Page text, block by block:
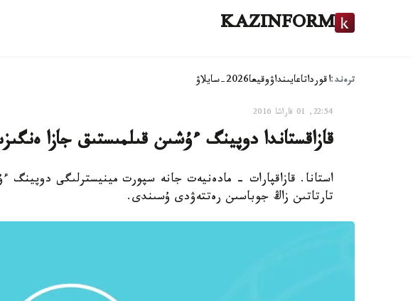
KAZINFORM
ترەند:اقورداتاعايىنداۋوقيعا2026-سايلاۋ
22:54, 01 قاراشا 2016
قازاقستاندا دوپينگ ءۇشىن قىلمىستىق جازا
استانا. قازاقپارات - مادەنيەت جانە سپورت مينيسترلىگى دوپينگ
تارتاتىن زاڭ جوباسىن رەتتەۋدى ۇسىندى.